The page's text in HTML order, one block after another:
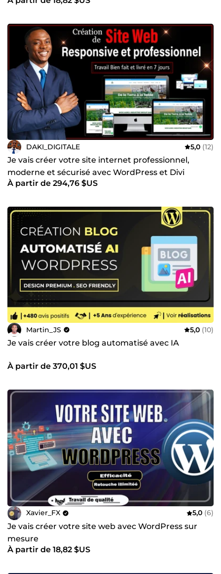
DAKI_DIGITALE 5,0 (12)
Je vais créer votre site internet professionnel,
moderne et sécurisé avec WordPress et Divi
À partir de 294,76 $US
Martin_JS 5,0 (10)
Je vais créer votre blog automatisé avec IA
À partir de 370,01 $US
Xavier_FX 5,0 (6)
Je vais créer votre site web avec WordPress sur
mesure
À partir de 18,82 $US